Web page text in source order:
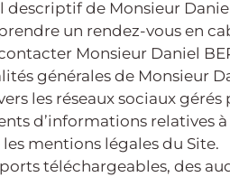
descriptif de Monsieur
un rendez-vous en
Monsieur Daniel
générales de Monsieur
les réseaux sociaux
d’informations
mentions légales du Site.
téléchargeables, des